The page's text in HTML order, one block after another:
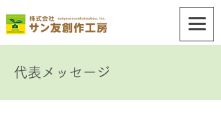
​代表メッセージ